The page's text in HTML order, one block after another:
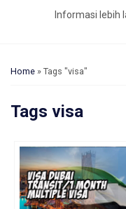
Informasi lebih
Home » Tags "visa"
Tags visa